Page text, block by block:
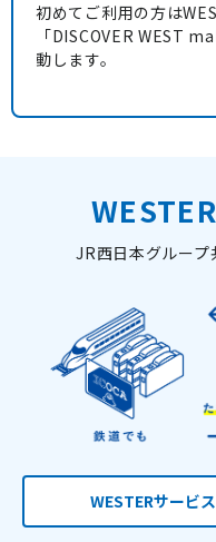
初めてご利用の方は
「DISCOVER WEST
動します。
JR西日本グルー
WESTERサービ